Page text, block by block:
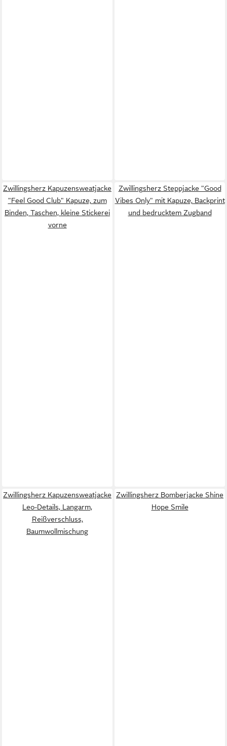
Zwillingsherz Kapuzensweatjacke
"Feel Good Club" Kapuze, zum
Binden, Taschen, kleine Stickerei
vorne
Zwillingsherz Steppjacke "Good
Vibes Only" mit Kapuze, Backprint
und bedrucktem Zugband
Zwillingsherz Kapuzensweatjacke
Leo-Details, Langarm,
Reißverschluss,
Baumwollmischung
Zwillingsherz Bomberjacke Shine
Hope Smile